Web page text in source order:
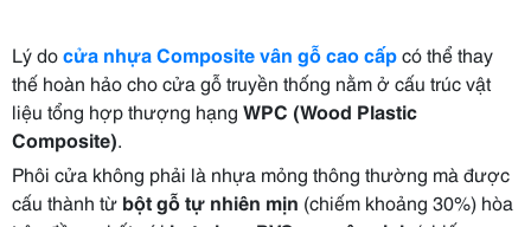
Lý docửa nhựa Composite vân gỗ cao cấpcó thể thay
thế hoàn hảo cho cửa gỗ truyền thống nằm ở cấu trúc vật
liệu tổng hợp thượng hạng WPC (Wood Plastic
Composite).
Phôi cửa không phải là nhựa mỏng thông thường mà được
cấu thành từ bột gỗ tự nhiên mịn (chiếm khoảng 30%) hòa